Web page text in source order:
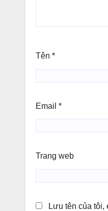
Tên *
Email *
Trang web
Lưu tên của tôi,